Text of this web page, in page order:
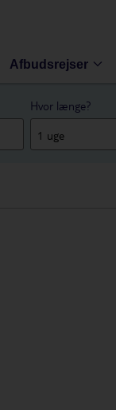
Afbudsrejser
Hvor længe?
1 uge